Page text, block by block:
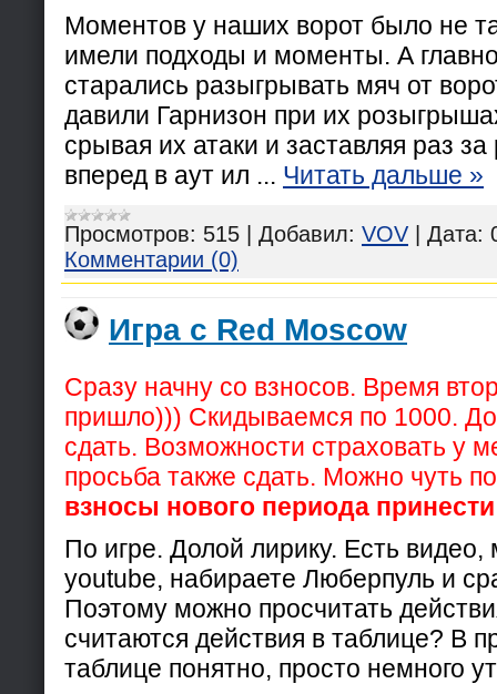
Моментов у наших ворот было не
имели подходы и моменты. А
старались разыгрывать мяч от
давили Гарнизон при их
срывая их атаки и заставляя раз
вперед в аут ил ... Читать дальше »
Просмотров: 515 Добавил: VOV Дата:
Комментарии (0)
Игра с Red Moscow
Сразу начну со взносов. Время
пришло))) Скидываемся по 1000.
сдать. Возможности страховать у
просьба также сдать. Можно чуть
взносы нового периода
По игре. Долой лирику. Есть
youtube, набираете Люберпуль и
Поэтому можно просчитать
считаются действия в таблице? В
таблице понятно, просто немного